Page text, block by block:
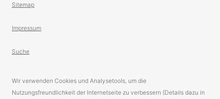
Sitemap
Impressum
Suche
Wir verwenden Cookies und Analysetools, um die
Nutzungsfreundlichkeit der Internetseite zu verbessern (Details dazu in